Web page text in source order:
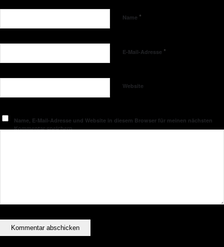
Name *
E-Mail-Adresse *
Website
Name, E-Mail-Adresse und Website in diesem Browser für meinen nächsten
Kommentar speichern.